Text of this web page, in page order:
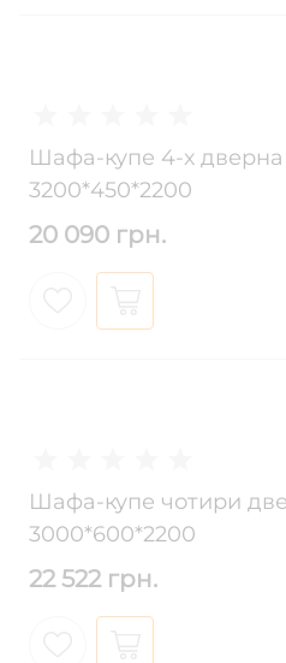
Шафа-купе 4-х дверна
3200*450*2200
20 090 грн.
Шафа-купе чотири
3000*600*2200
22 522 грн.